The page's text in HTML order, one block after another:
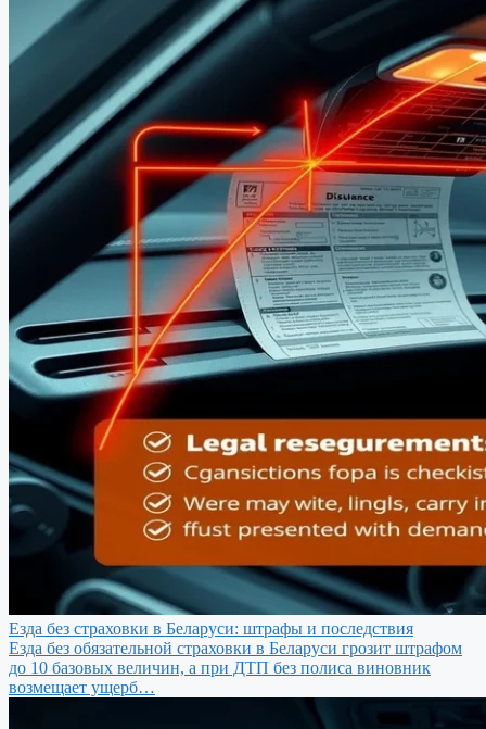
Езда без страховки в Беларуси: штрафы и последствия
Езда без обязательной страховки в Беларуси грозит штрафом
до 10 базовых величин, а при ДТП без полиса виновник
возмещает ущерб…